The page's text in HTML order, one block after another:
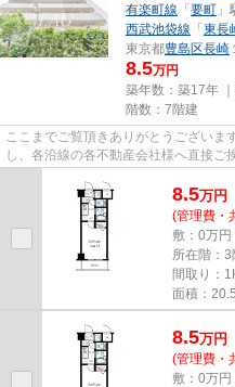
有楽町線 「 要町
西武池袋線 「 東長
東京都豊島区長崎
8.5万円
築年数：築17年 ｜
階数：7階建
ここまでご覧頂きありがとうございま
し、各沿線の各不動産会社様へ直接ご
8.5万円
(管理費・
敷：0万円
所在階：3
間取り：
面積：
8.5万円
(管理費・
敷：0万円